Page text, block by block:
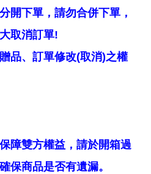
開下單，請勿合併下單，
取消訂單!
品、訂單修改(取消)之權
障雙方權益，請於開箱過
保商品是否有遺漏。